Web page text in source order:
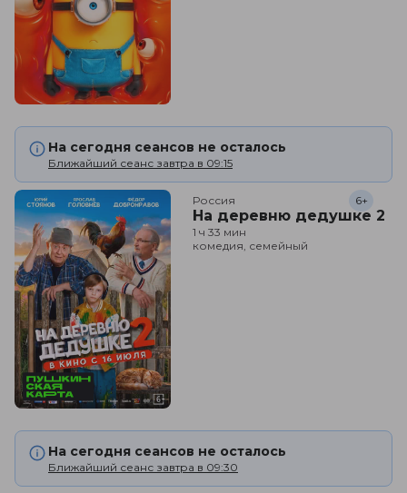
На сегодня сеансов не осталось
Ближайший сеанс завтра в 09:15
Россия
На деревню дедушке 2
6+
1 ч 33 мин
комедия, семейный
На сегодня сеансов не осталось
Ближайший сеанс завтра в 09:30